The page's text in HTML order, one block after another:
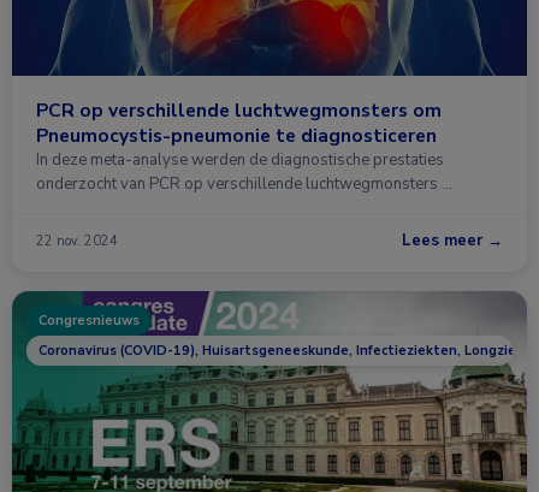
PCR op verschillende luchtwegmonsters om
Pneumocystis-pneumonie te diagnosticeren
In deze meta-analyse werden de diagnostische prestaties
onderzocht van PCR op verschillende luchtwegmonsters …
22 nov. 2024 Lees meer →
Congresnieuws
Coronavirus (COVID-19), Huisartsgeneeskunde, Infectieziekten,